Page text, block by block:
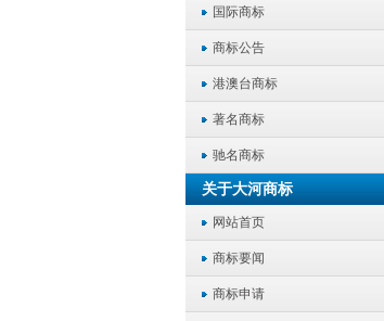
国际商标
商标公告
港澳台商标
著名商标
驰名商标
关于大河商标
网站首页
商标要闻
商标申请